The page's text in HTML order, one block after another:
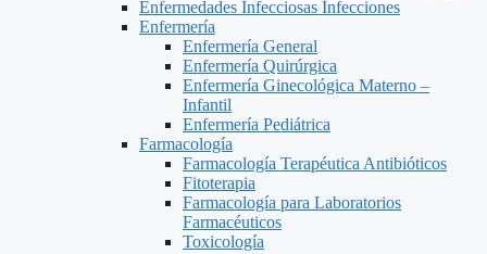
Enfermedades Infecciosas Infecciones
Enfermería
Enfermería General
Enfermería Quirúrgica
Enfermería Ginecológica Materno –
Infantil
Enfermería Pediátrica
Farmacología
Farmacología Terapéutica Antibióticos
Fitoterapia
Farmacología para Laboratorios
Farmacéuticos
Toxicología